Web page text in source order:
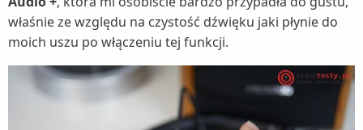
właśnie ze względu na czystość dźwięku jaki płynie do
moich uszu po włączeniu tej funkcji.